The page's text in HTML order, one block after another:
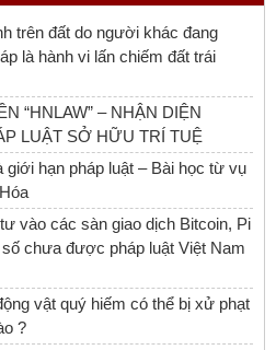
trên đất do người khác đang
là hành vi lấn chiếm đất trái
“HNLAW” – NHẬN DIỆN
LUẬT SỞ HỮU TRÍ TUỆ
giới hạn pháp luật – Bài học từ vụ
vào các sàn giao dịch Bitcoin, Pi
chưa được pháp luật Việt Nam
vật quý hiếm có thể bị xử phạt
?